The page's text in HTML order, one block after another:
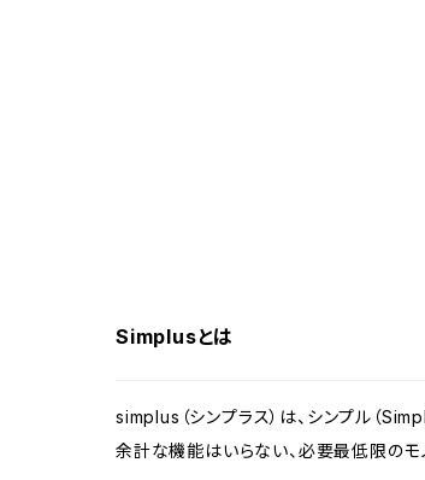
ラミネーター
モニター
Simplusとは
simplus（シンプラス）は、シンプル（
余計な機能はいらない、必要最低限のモ